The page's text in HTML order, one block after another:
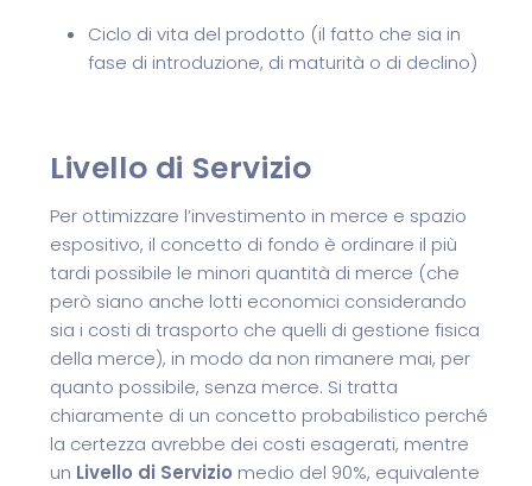
Ciclo di vita del prodotto (il fatto che sia in
fase di introduzione, di maturità o di declino)
Livello di Servizio
Per ottimizzare l’investimento in merce e spazio
espositivo, il concetto di fondo è ordinare il più
tardi possibile le minori quantità di merce (che
però siano anche lotti economici considerando
sia i costi di trasporto che quelli di gestione fisica
della merce), in modo da non rimanere mai, per
quanto possibile, senza merce. Si tratta
chiaramente di un concetto probabilistico perché
la certezza avrebbe dei costi esagerati, mentre
un Livello di Servizio medio del 90%, equivalente